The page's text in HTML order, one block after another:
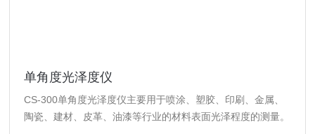
单角度光泽度仪
CS-300单角度光泽度仪主要用于喷涂、塑胶、印刷、金属、
陶瓷、建材、皮革、油漆等行业的材料表面光泽程度的测量。